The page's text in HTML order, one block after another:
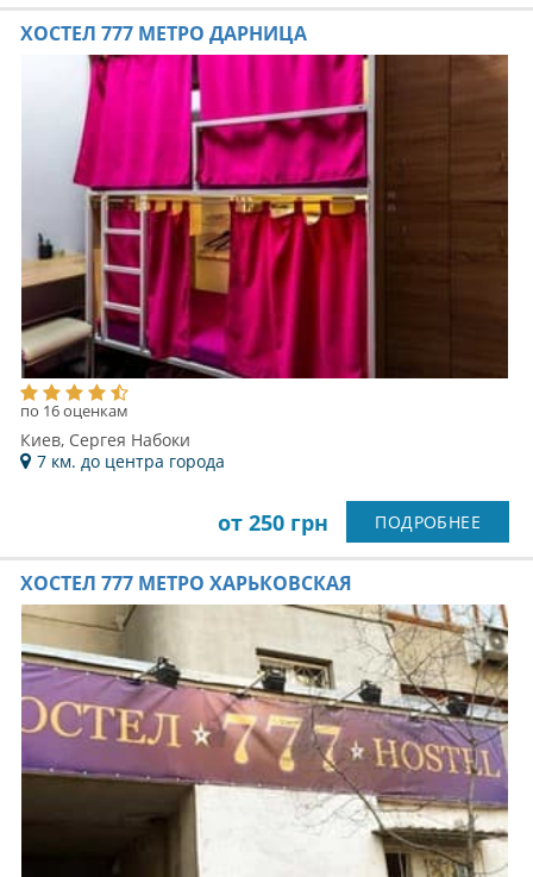
ХОСТЕЛ 777 МЕТРО ДАРНИЦА
по 16 оценкам
Киев, Сергея Набоки
7 км. до центра города
от 250 грн ПОДРОБНЕЕ
ХОСТЕЛ 777 МЕТРО ХАРЬКОВСКАЯ